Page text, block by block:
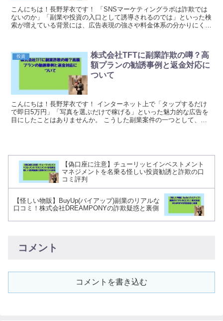
こんにちは！長野芽衣です！ 「SNSマーケティングラボは詐欺では
ないのか」「副業や投資の入口として誘導されるのでは」といった検
索が増えている背景には、広告表現の強さや料金体系の分かりにくさ
投資
株式会社TFTに副業詐欺の噂？高
額プランの勧誘事例と返金対応に
ついて
こんにちは！長野芽衣です！ インターネット上で「タップするだけ
で即日5万円」「写真を選ぶだけで稼げる」といった魅力的な広告を
目にしたことはありませんか。 こうした副業案件の一つとして、株
【偽口座に注意】チューリッヒインベストメント
マネジメントを名乗る怪しい投資勧誘と詐欺の口
コミ評判
【怪しい物販】BuyUp(バイアップ)副業のリアルな
口コミ！株式会社DREAMPONYの詐欺疑惑と裏側
コメント
コメントを書き込む